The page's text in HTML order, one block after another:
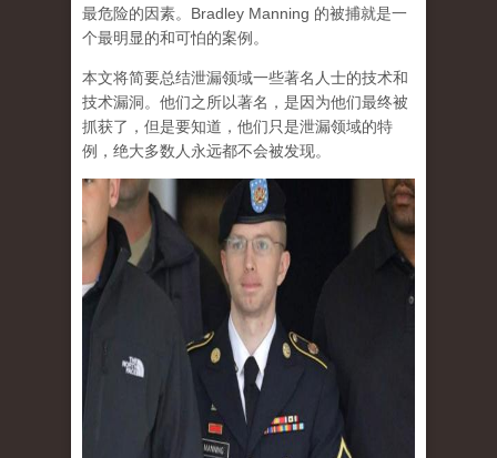
最危险的因素。Bradley Manning 的被捕就是一
个最明显的和可怕的案例。
本文将简要总结泄漏领域一些著名人士的技术和
技术漏洞。他们之所以著名，是因为他们最终被
抓获了，但是要知道，他们只是泄漏领域的特
例，绝大多数人永远都不会被发现。